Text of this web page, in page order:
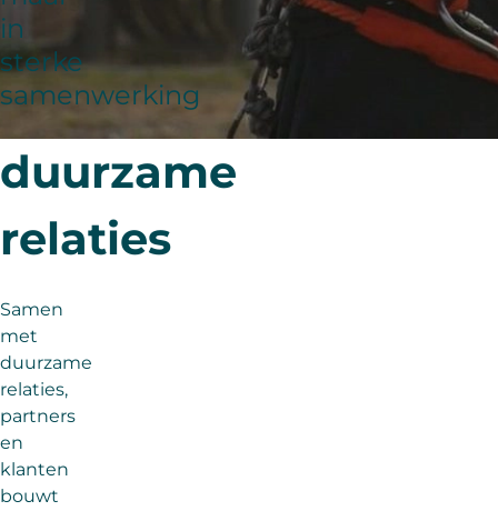
in
sterke
samenwerking
duurzame
relaties
Samen
met
duurzame
relaties,
partners
en
klanten
bouwt